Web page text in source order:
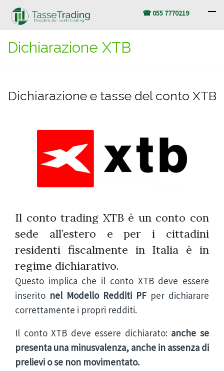
☎ 055 7770219
Dichiarazione XTB
Dichiarazione e tasse del conto XTB
Il conto trading XTB è un conto con
sede all’estero e per i cittadini
residenti fiscalmente in Italia è in
regime dichiarativo.
Questo implica che il conto XTB deve essere
inserito nel Modello Redditi PF per dichiarare
correttamente i propri redditi.
Il conto XTB deve essere dichiarato: anche se
presenta una minusvalenza, anche in assenza di
prelievi o se non movimentato.